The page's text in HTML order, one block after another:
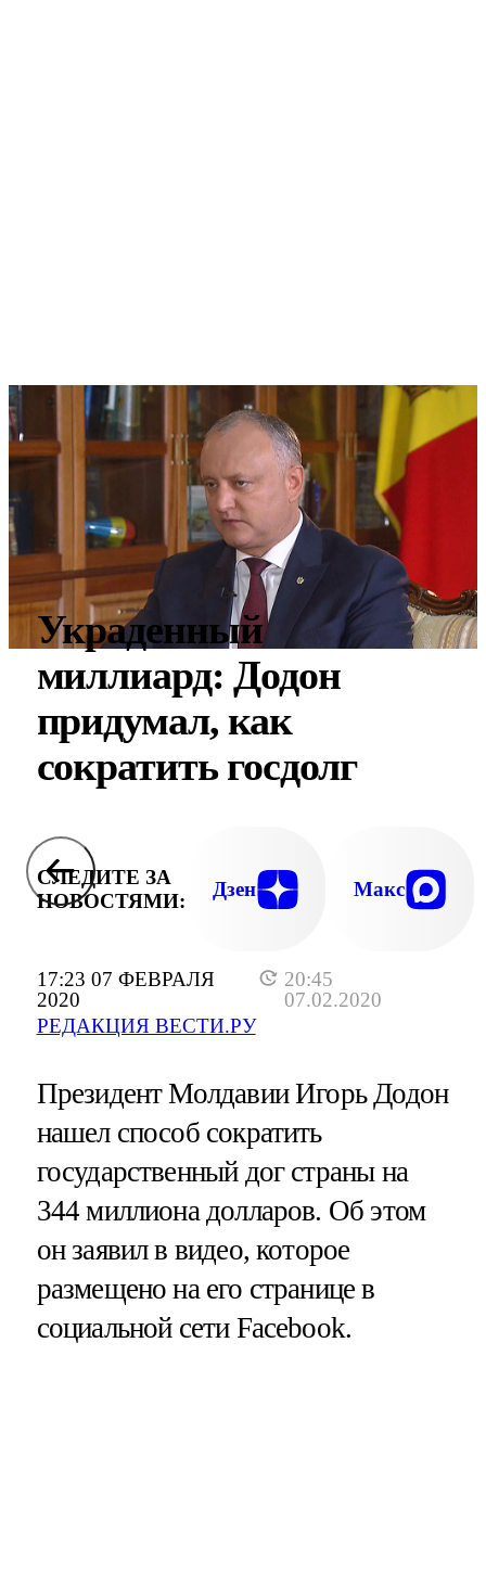
17:23 07 ФЕВРАЛЯ
2020
20:45
07.02.2020
РЕДАКЦИЯ ВЕСТИ.РУ
Украденный
миллиард: Додон
придумал, как
сократить госдолг
СЛЕДИТЕ ЗА
НОВОСТЯМИ:
Дзен Макс
Президент Молдавии Игорь Додон
нашел способ сократить
государственный дог страны на
344 миллиона долларов. Об этом
он заявил в видео, которое
размещено на его странице в
социальной сети Facebook.